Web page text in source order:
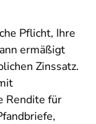
Pflicht, Ihre
ermäßigt
Zinssatz.
Rendite für